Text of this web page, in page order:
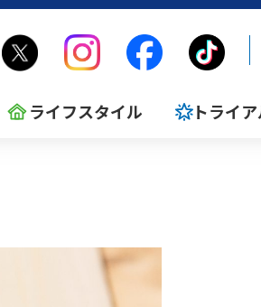
ライフスタイル トライ